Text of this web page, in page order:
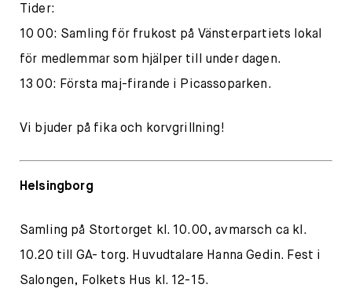
Tider:
10 00: Samling för frukost på Vänsterpartiets lokal
för medlemmar som hjälper till under dagen.
13 00: Första maj-firande i Picassoparken.
Vi bjuder på fika och korvgrillning!
Helsingborg
Samling på Stortorget kl. 10.00, avmarsch ca kl.
10.20 till GA- torg. Huvudtalare Hanna Gedin. Fest i
Salongen, Folkets Hus kl. 12-15.